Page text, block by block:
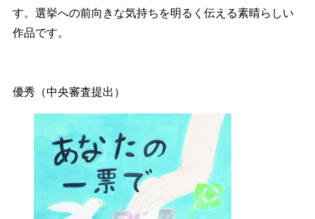
す。選挙への前向きな気持ちを明るく伝える素晴らしい
作品です。
優秀（中央審査提出）